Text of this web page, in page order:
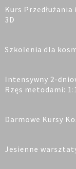
Kurs
3D
Szkolenia dla
Intensywny 2-
Rzęs metodami:
Darmowe Kursy
Jesienne